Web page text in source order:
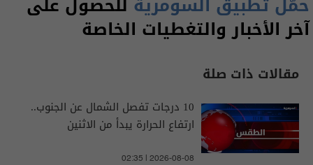
آخر الأخبار والتغطيات الخاصة
مقالات ذات صلة
10 درجات تفصل الشمال عن الجنوب..
ارتفاع الحرارة يبدأ من الاثنين
02:35 | 2026-08-08